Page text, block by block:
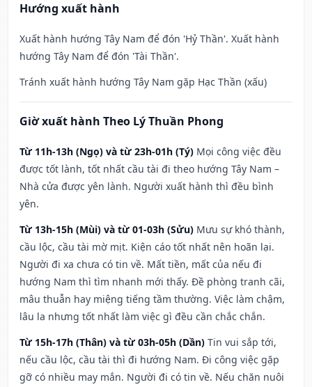
Hướng xuất hành
Xuất hành hướng Tây Nam để đón 'Hỷ Thần'. Xuất hành
hướng Tây Nam để đón 'Tài Thần'.
Tránh xuất hành hướng Tây Nam gặp Hạc Thần (xấu)
Giờ xuất hành Theo Lý Thuần Phong
Từ 11h-13h (Ngọ) và từ 23h-01h (Tý) Mọi công việc đều
được tốt lành, tốt nhất cầu tài đi theo hướng Tây Nam –
Nhà cửa được yên lành. Người xuất hành thì đều bình
yên.
Từ 13h-15h (Mùi) và từ 01-03h (Sửu) Mưu sự khó thành,
cầu lộc, cầu tài mờ mịt. Kiện cáo tốt nhất nên hoãn lại.
Người đi xa chưa có tin về. Mất tiền, mất của nếu đi
hướng Nam thì tìm nhanh mới thấy. Đề phòng tranh cãi,
mâu thuẫn hay miệng tiếng tầm thường. Việc làm chậm,
lâu la nhưng tốt nhất làm việc gì đều cần chắc chắn.
Từ 15h-17h (Thân) và từ 03h-05h (Dần) Tin vui sắp tới,
nếu cầu lộc, cầu tài thì đi hướng Nam. Đi công việc gặp
gỡ có nhiều may mắn. Người đi có tin về. Nếu chăn nuôi